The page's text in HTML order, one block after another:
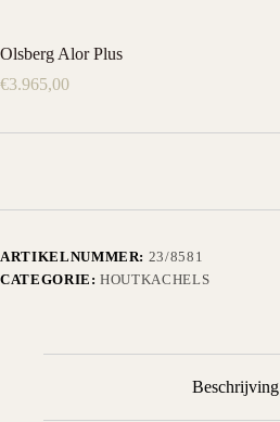
Olsberg Alor Plus
€3.965,00
ARTIKELNUMMER: 23/8581
CATEGORIE:HOUTKACHELS
Beschrijving